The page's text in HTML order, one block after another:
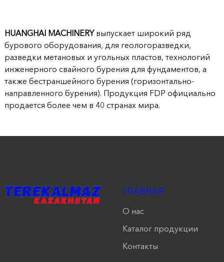
HUANGHAI MACHINERYвыпускает широкий ряд
бурового оборудования, для геологоразведки,
разведки метановых и угольных пластов, технологий
инженерного свайного бурения для фундаментов, а
также бестраншейного бурения (горизонтально-
направленного бурения). Продукция FDP официально
продается более чем в 40 странах мира.
ГЛАВНАЯ
О нас
Каталог продукции
Контакты